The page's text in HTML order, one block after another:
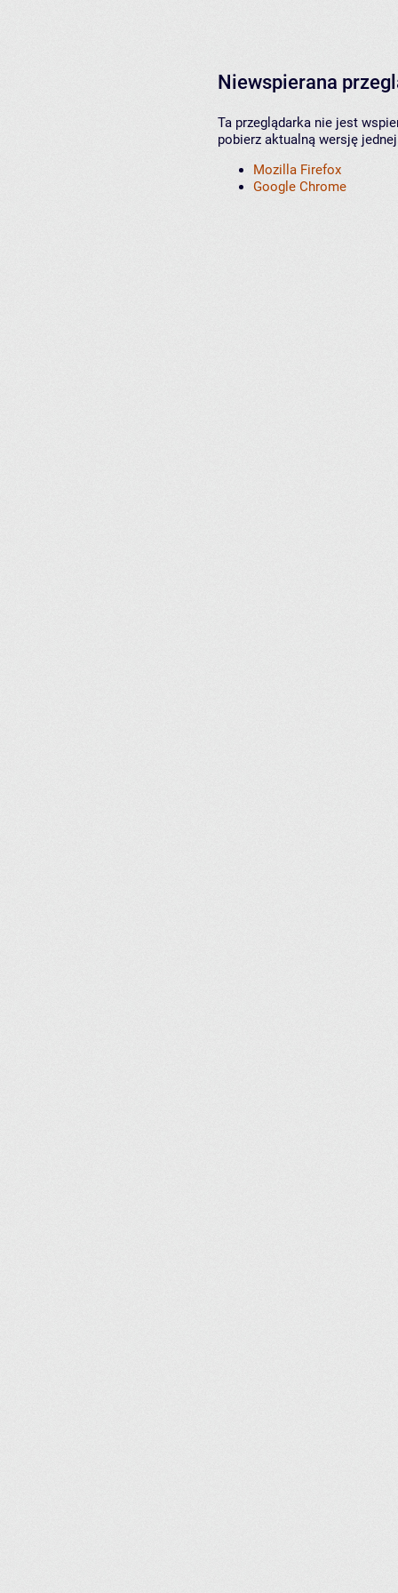
Niewspierana
Ta przeglądarka nie jest
pobierz aktualną wersję
Mozilla Firefox
Google Chrome